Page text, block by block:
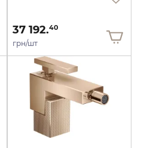
37 192.40
грн/шт